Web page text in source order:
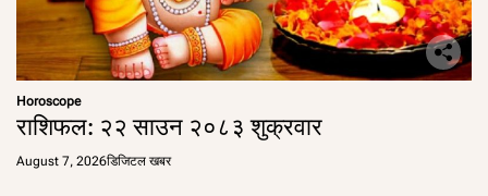
Horoscope
राशिफल: २२ साउन २०८३ शुक्रवार
August 7, 2026डिजिटल खबर